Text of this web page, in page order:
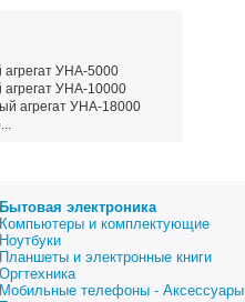
УНА-5000
УНА-10000
агрегат УНА-18000
Бытовая электроника
Компьютеры и комплектующие
Ноутбуки
Планшеты и электронные книги
Оргтехника
Мобильные телефоны - Аксессуары